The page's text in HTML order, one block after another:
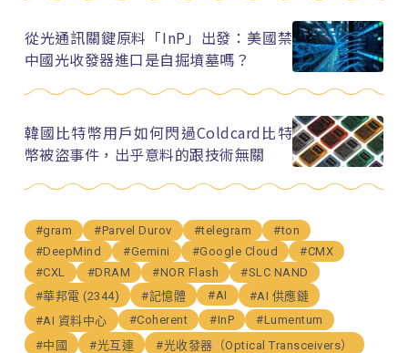
從光通訊關鍵原料「InP」出發：美國禁
中國光收發器進口是自掘墳墓嗎？
韓國比特幣用戶如何閃過Coldcard比特
幣被盜事件，出乎意料的跟技術無關
#gram #Parvel Durov #telegram
#ton
#DeepMind
#Gemini #Google Cloud
#CMX
#CXL
#DRAM #NOR Flash
#SLC NAND
#華邦電 (2344)
#記憶體 #AI
#AI 供應鏈
#AI 資料中心
#Coherent #InP
#Lumentum
#中國
#光互連
#光收發器（Optical Transceivers）